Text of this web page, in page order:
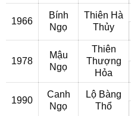
1966
Bính
Ngọ
Thiên Hà
Thủy
1978
Mậu
Ngọ
Thiên
Thượng
Hỏa
1990
Canh
Ngọ
Lộ Bàng
Thổ